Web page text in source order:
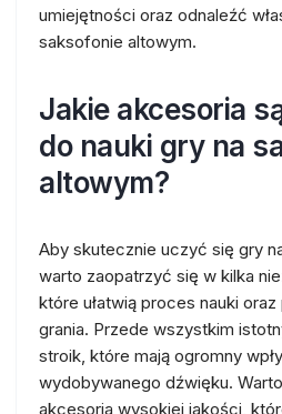
umiejętności oraz odnaleźć
saksofonie altowym.
Jakie akcesoria
do nauki gry na
altowym?
Aby skutecznie uczyć się gry
warto zaopatrzyć się w kilka
które ułatwią proces nauki
grania. Przede wszystkim
stroik, które mają ogromny
wydobywanego dźwięku.
akcesoria wysokiej jakości,